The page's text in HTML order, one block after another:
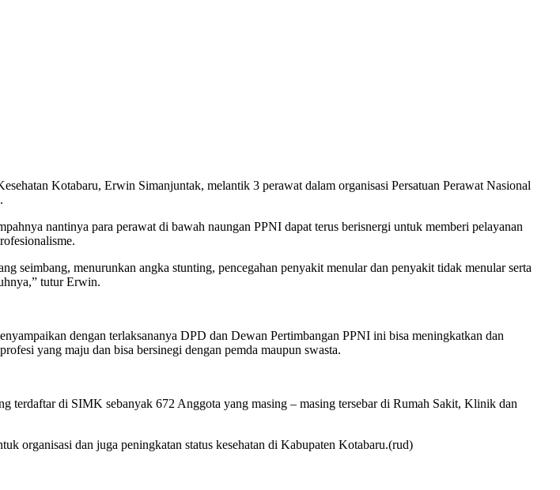
Kotabaru, Erwin Simanjuntak, melantik 3 perawat dalam organisasi Persatuan Perawat Nasional
nantinya para perawat di bawah naungan PPNI dapat terus berisnergi untuk memberi pelayanan
seimbang, menurunkan angka stunting, pencegahan penyakit menular dan penyakit tidak menular serta
tutur Erwin.
dengan terlaksananya DPD dan Dewan Pertimbangan PPNI ini bisa meningkatkan dan
yang maju dan bisa bersinegi dengan pemda maupun swasta.
terdaftar di SIMK sebanyak 672 Anggota yang masing – masing tersebar di Rumah Sakit, Klinik dan
organisasi dan juga peningkatan status kesehatan di Kabupaten Kotabaru.(rud)